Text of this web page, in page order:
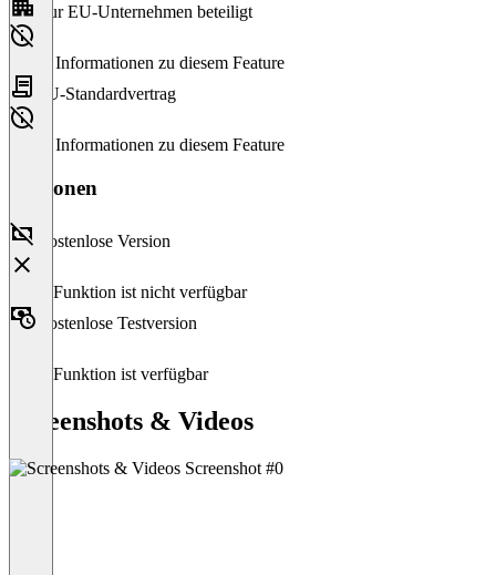
Nur EU-Unternehmen beteiligt
Keine Informationen zu diesem Feature
EU-Standardvertrag
Keine Informationen zu diesem Feature
Versionen
Kostenlose Version
Diese Funktion ist nicht verfügbar
Kostenlose Testversion
Diese Funktion ist verfügbar
Screenshots & Videos